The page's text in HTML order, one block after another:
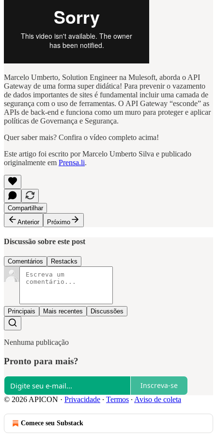
Marcelo Umberto, Solution Engineer na Mulesoft, aborda o API
Gateway de uma forma super didática! Para prevenir o vazamento
de dados importantes de sites é fundamental incluir uma camada de
segurança com o uso de ferramentas. O API Gateway “esconde” as
APIs de back-end e funciona como um muro para proteger e aplicar
políticas de Governança e Segurança.
Quer saber mais? Confira o vídeo completo acima!
Este artigo foi escrito por Marcelo Umberto Silva e publicado
originalmente em Prensa.li.
Compartilhar
Anterior
Próximo
Discussão sobre este post
Comentários Restacks
Principais Mais recentes Discussões
Nenhuma publicação
Pronto para mais?
Inscreva-se
© 2026 APICON · Privacidade ∙ Termos ∙ Aviso de coleta
Comece seu Substack